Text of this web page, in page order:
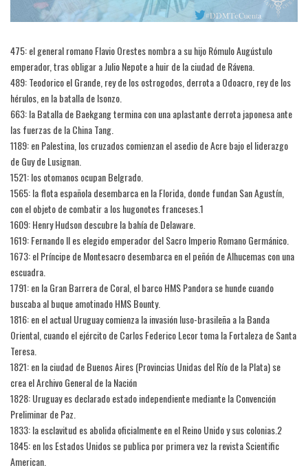
475: el general romano Flavio Orestes nombra a su hijo Rómulo Augústulo
emperador, tras obligar a Julio Nepote a huir de la ciudad de Rávena.
489: Teodorico el Grande, rey de los ostrogodos, derrota a Odoacro, rey de los
hérulos, en la batalla de Isonzo.
663: la Batalla de Baekgang termina con una aplastante derrota japonesa ante
las fuerzas de la China Tang.
1189: en Palestina, los cruzados comienzan el asedio de Acre bajo el liderazgo
de Guy de Lusignan.
1521: los otomanos ocupan Belgrado.
1565: la flota española desembarca en la Florida, donde fundan San Agustín,
con el objeto de combatir a los hugonotes franceses.1​
1609: Henry Hudson descubre la bahía de Delaware.
1619: Fernando II es elegido emperador del Sacro Imperio Romano Germánico.
1673: el Príncipe de Montesacro desembarca en el peñón de Alhucemas con una
escuadra.
1791: en la Gran Barrera de Coral, el barco HMS Pandora se hunde cuando
buscaba al buque amotinado HMS Bounty.
1816: en el actual Uruguay comienza la invasión luso-brasileña a la Banda
Oriental, cuando el ejército de Carlos Federico Lecor toma la Fortaleza de Santa
Teresa.
1821: en la ciudad de Buenos Aires (Provincias Unidas del Río de la Plata) se
crea el Archivo General de la Nación
1828: Uruguay es declarado estado independiente mediante la Convención
Preliminar de Paz.
1833: la esclavitud es abolida oficialmente en el Reino Unido y sus colonias.2​
1845: en los Estados Unidos se publica por primera vez la revista Scientific
American.